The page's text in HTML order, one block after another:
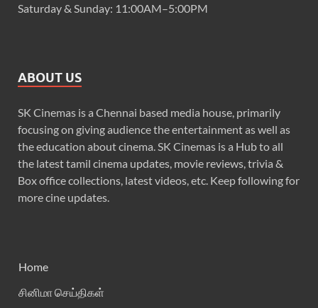
Saturday & Sunday: 11:00AM–5:00PM
ABOUT US
SK Cinemas is a Chennai based media house, primarily
focusing on giving audience the entertainment as well as
the education about cinema. SK Cinemas is a Hub to all
the latest tamil cinema updates, movie reviews, trivia &
Box office collections, latest videos, etc. Keep following for
more cine updates.
Home
சினிமா செய்திகள்